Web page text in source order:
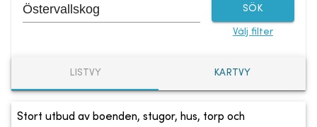
SÖK
Välj filter
LISTVY KARTVY
Stort utbud av boenden, stugor, hus, torp och